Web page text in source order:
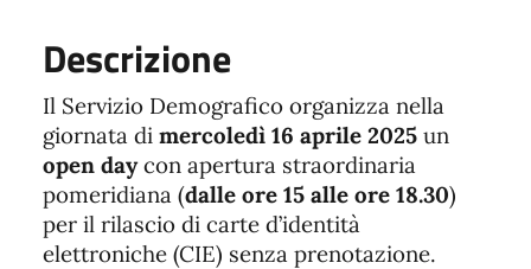
Descrizione
Il Servizio Demografico organizza nella
giornata di mercoledì 16 aprile 2025 un
open daycon apertura straordinaria
pomeridiana (dalle ore 15 alle ore 18.30)
per il rilascio di carte d’identità
elettroniche (CIE) senza prenotazione.